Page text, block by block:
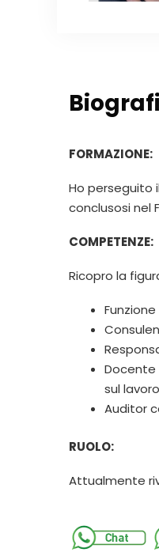
FORMAZIONE:
Ho perseguito
conclusosi nel
COMPETENZE:
Ricopro la
Docente
sul
Auditor
RUOLO:
Attualmente